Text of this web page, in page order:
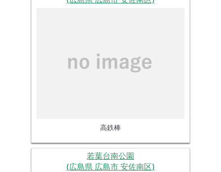
高鉄棒
若葉台南公園
(広島県 広島市 安佐南区)